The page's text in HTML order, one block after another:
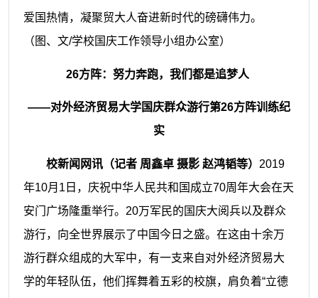
爱国热情，凝聚贸大人奋进新时代的磅礴伟力。
（图、文/学校国庆工作领导小组办公室）
26方阵：努力奔跑，我们都是追梦人
——对外经济贸易大学国庆群众游行第26方阵训练纪
实
校新闻网讯（记者 周鑫卓 摄影 赵鸿韬等） 2019
年10月1日，庆祝中华人民共和国成立70周年大会在天
安门广场隆重举行。20万军民的国庆大阅兵以及群众
游行，向全世界展示了中国今日之盛。在这由十余万
游行群众组成的大军中，有一支来自对外经济贸易大
学的年轻队伍，他们挥舞着五彩的校旗，肩负着“立德